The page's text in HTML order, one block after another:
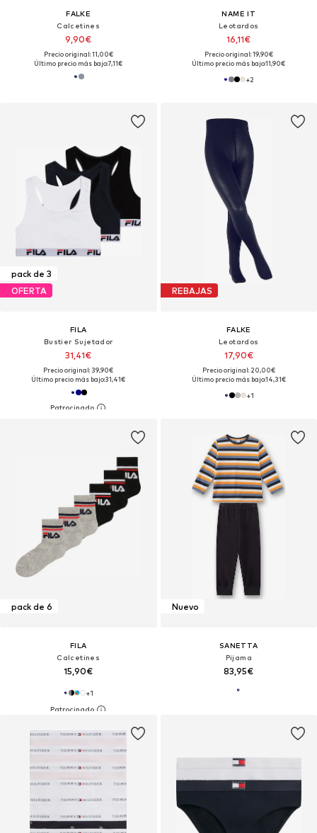
FALKE
Calcetines
9,90€
Precio original: 11,00€
Último precio más bajo:7,11€
NAME IT
Leotardos
16,11€
Precio original: 19,90€
Último precio más bajo:11,90€
+2
pack de 3
OFERTA
FILA
Bustier Sujetador
31,41€
Precio original: 39,90€
Último precio más bajo:31,41€
REBAJAS
FALKE
Leotardos
17,90€
Precio original: 20,00€
Último precio más bajo:14,31€
+1
pack de 6
FILA
Calcetines
15,90€
+1
Nuevo
SANETTA
Pijama
83,95€